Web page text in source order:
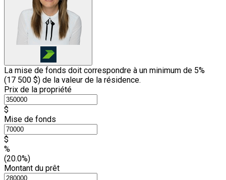
La mise de fonds doit correspondre à un minimum de 5%
(17 500 $) de la valeur de la résidence.
Prix de la propriété
$
Mise de fonds
$
%
(20.0%)
Montant du prêt